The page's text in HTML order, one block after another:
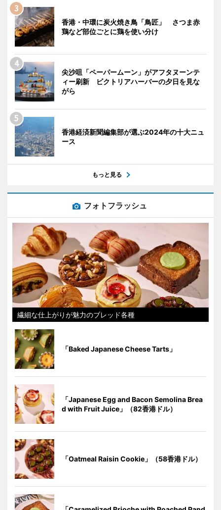
香港・中環に炭火焼き鳥「鳥匠」 さつま赤
鶏など部位ごとに鶏を使い分け
尖沙咀「ペーパームーン」がアフタヌーンテ
ィー刷新 ビクトリアハーバーの夕日を見な
がら
香港経済新聞編集部が選ぶ2024年の十大ニュ
ース
もっと見る
フォトフラッシュ
繊細な仕上がりが魅力のブレッド各種
「Baked Japanese Cheese Tarts」
「Japanese Egg and Bacon Semolina Brea
d with Fruit Juice」（82香港ドル）
「Oatmeal Raisin Cookie」（58香港ドル）